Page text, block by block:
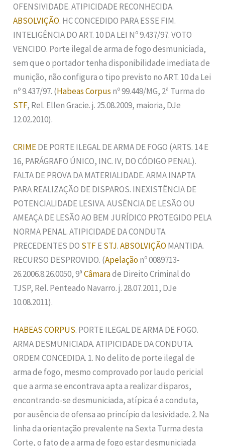
OFENSIVIDADE. ATIPICIDADE RECONHECIDA.
ABSOLVIÇÃO. HC CONCEDIDO PARA ESSE FIM.
INTELIGÊNCIA DO ART. 10 DA LEI Nº 9.437/97. VOTO
VENCIDO. Porte ilegal de arma de fogo desmuniciada,
sem que o portador tenha disponibilidade imediata de
munição, não configura o tipo previsto no ART. 10 da Lei
nº 9.437/97. (Habeas Corpus nº 99.449/MG, 2ª Turma do
STF, Rel. Ellen Gracie. j. 25.08.2009, maioria, DJe
12.02.2010).
CRIMEDE PORTE ILEGAL DE ARMA DE FOGO (ARTS. 14 E
16, PARÁGRAFO ÚNICO, INC. IV, DO CÓDIGO PENAL).
FALTA DE PROVA DA MATERIALIDADE. ARMA INAPTA
PARA REALIZAÇÃO DE DISPAROS. INEXISTÊNCIA DE
POTENCIALIDADE LESIVA. AUSÊNCIA DE LESÃO OU
AMEAÇA DE LESÃO AO BEM JURÍDICO PROTEGIDO PELA
NORMA PENAL. ATIPICIDADE DA CONDUTA.
PRECEDENTES DO STFESTJ.ABSOLVIÇÃO MANTIDA.
RECURSO DESPROVIDO. (Apelaçãonº 0089713-
26.2006.8.26.0050, 9ªCâmarade Direito Criminal do
TJSP, Rel. Penteado Navarro. j. 28.07.2011, DJe
10.08.2011).
HABEAS CORPUS. PORTE ILEGAL DE ARMA DE FOGO.
ARMA DESMUNICIADA. ATIPICIDADE DA CONDUTA.
ORDEM CONCEDIDA. 1. No delito de porte ilegal de
arma de fogo, mesmo comprovado por laudo pericial
que a arma se encontrava apta a realizar disparos,
encontrando-se desmuniciada, atípica é a conduta,
por ausência de ofensa ao princípio da lesividade. 2. Na
linha da orientação prevalente na Sexta Turma desta
Corte, o fato de a arma de fogo estar desmuniciada